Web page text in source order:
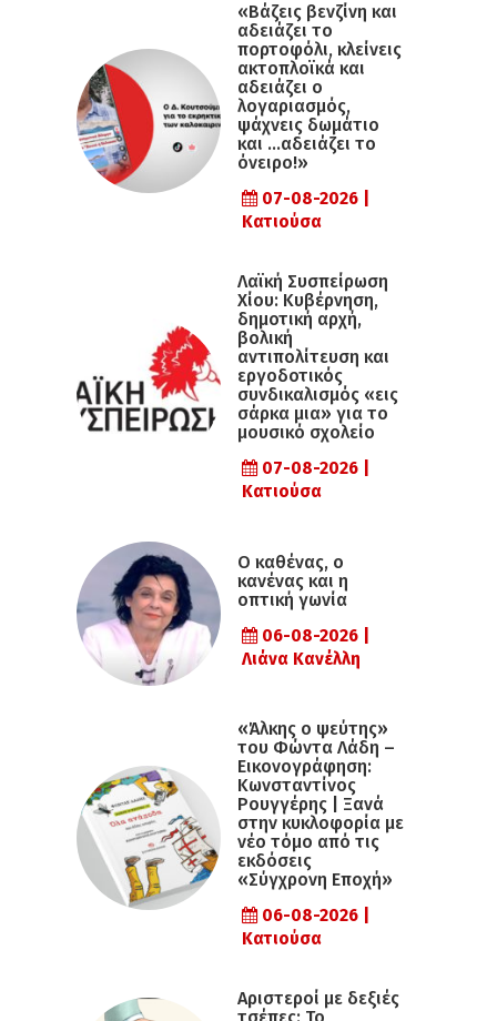
«Βάζεις βενζίνη και
αδειάζει το
πορτοφόλι, κλείνεις
ακτοπλοϊκά και
αδειάζει ο
λογαριασμός,
ψάχνεις δωμάτιο
και …αδειάζει το
όνειρο!»
07-08-2026 |
Κατιούσα
Λαϊκή Συσπείρωση
Χίου: Κυβέρνηση,
δημοτική αρχή,
βολική
αντιπολίτευση και
εργοδοτικός
συνδικαλισμός «εις
σάρκα μια» για το
μουσικό σχολείο
07-08-2026 |
Κατιούσα
Ο καθένας, ο
κανένας και η
οπτική γωνία
06-08-2026 |
Λιάνα Κανέλλη
«Άλκης ο ψεύτης»
του Φώντα Λάδη –
Εικονογράφηση:
Κωνσταντίνος
Ρουγγέρης | Ξανά
στην κυκλοφορία με
νέο τόμο από τις
εκδόσεις
«Σύγχρονη Εποχή»
06-08-2026 |
Κατιούσα
Αριστεροί με δεξιές